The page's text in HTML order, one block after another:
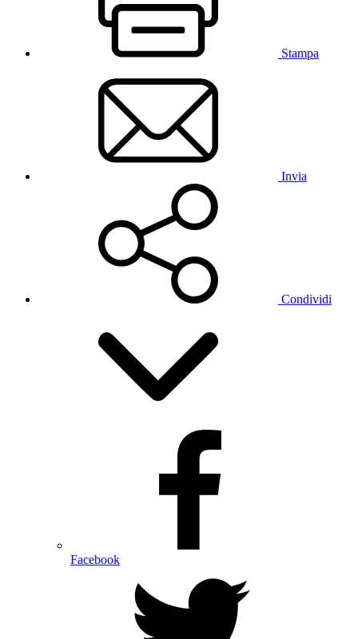
Stampa
Invia
Condividi
Facebook